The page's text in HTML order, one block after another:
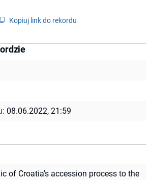
Kopiuj link do rekordu
08.06.2022, 21:59
of Croatia's accession process to the